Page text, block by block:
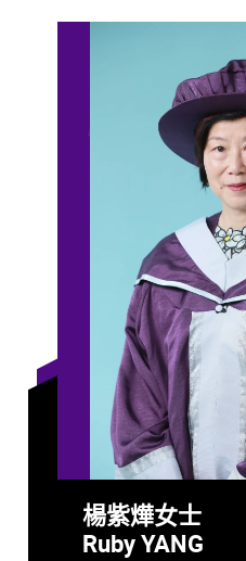
楊紫燁女士
Ruby YANG